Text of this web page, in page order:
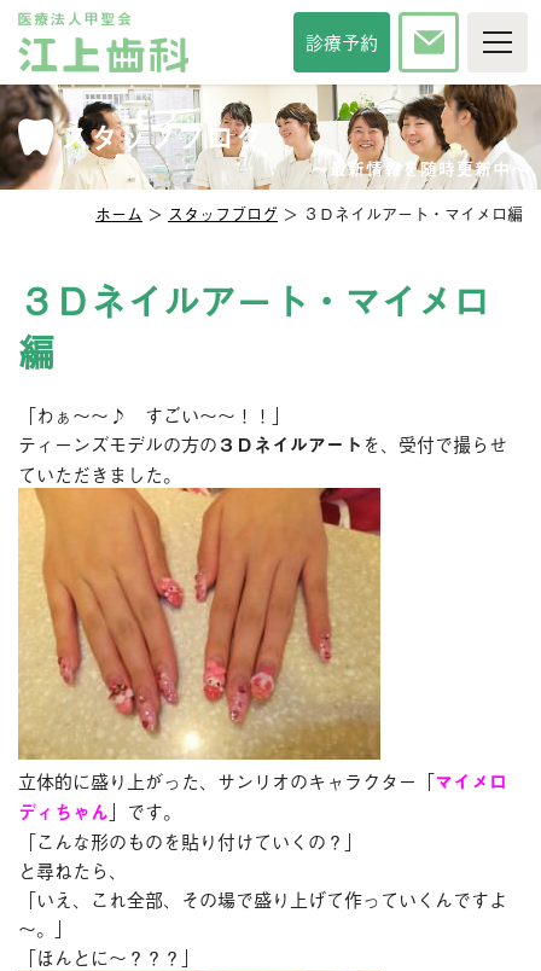
診療予約
TOP
当院について
診療時間・方針
院長紹介
スタッフ紹介
インタビュー
院内紹介
アクセス
診察科目
一般歯科
予防歯科
口腔外科
口腔強化管理体制
その他サービス
歯の豆知識
ブログ
今月のスマイル
診療予約
お問い合わせ
スタッフブログ
〜最新情報を随時更新中〜
ホーム ＞ スタッフブログ ＞ ３Ｄネイルアート・マイメロ編
３Ｄネイルアート・マイメロ
編
「わぁ～～♪ すごい～～！！」
ティーンズモデルの方の３Ｄネイルアート を、受付で撮らせ
ていただきました。
立体的に盛り上がった、サンリオのキャラクター「マイメロ
ディちゃん 」です。
「こんな形のものを貼り付けていくの？」
と尋ねたら、
「いえ、これ全部、その場で盛り上げて作っていくんですよ
～。」
「ほんとに～？？？」